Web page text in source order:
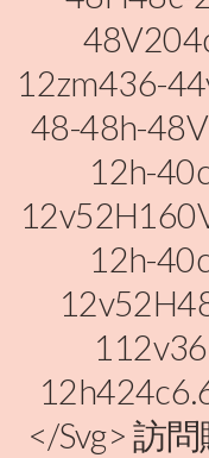
12zm436-
48-48h-
12h-
12h-
</svg> 訪